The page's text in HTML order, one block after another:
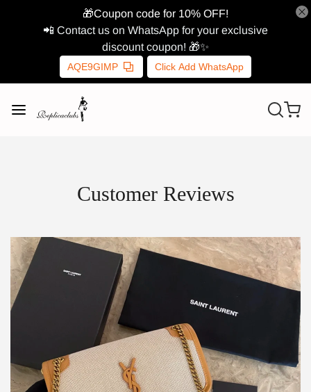
🎁Coupon code for 10% OFF!
📲 Contact us on WhatsApp for your exclusive
discount coupon! 🎁✨
AQE9GIMP Click Add WhatsApp
Customer Reviews